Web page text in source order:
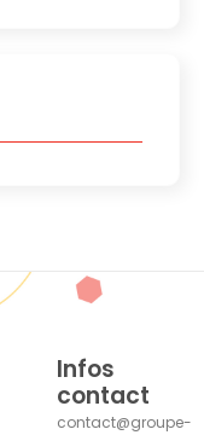
Infos
contact
contact@groupe-